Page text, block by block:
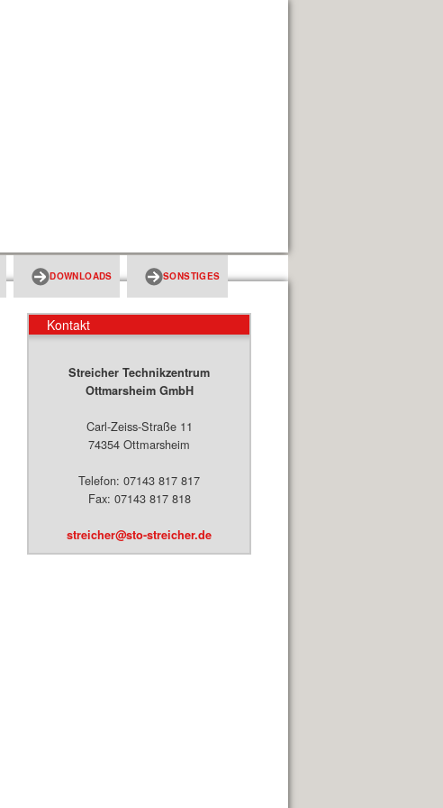
DOWNLOADS SONSTIGES
Kontakt
Streicher Technikzentrum
Ottmarsheim GmbH
Carl-Zeiss-Straße 11
74354 Ottmarsheim
Telefon: 07143 817 817
Fax: 07143 817 818
streicher@sto-streicher.de